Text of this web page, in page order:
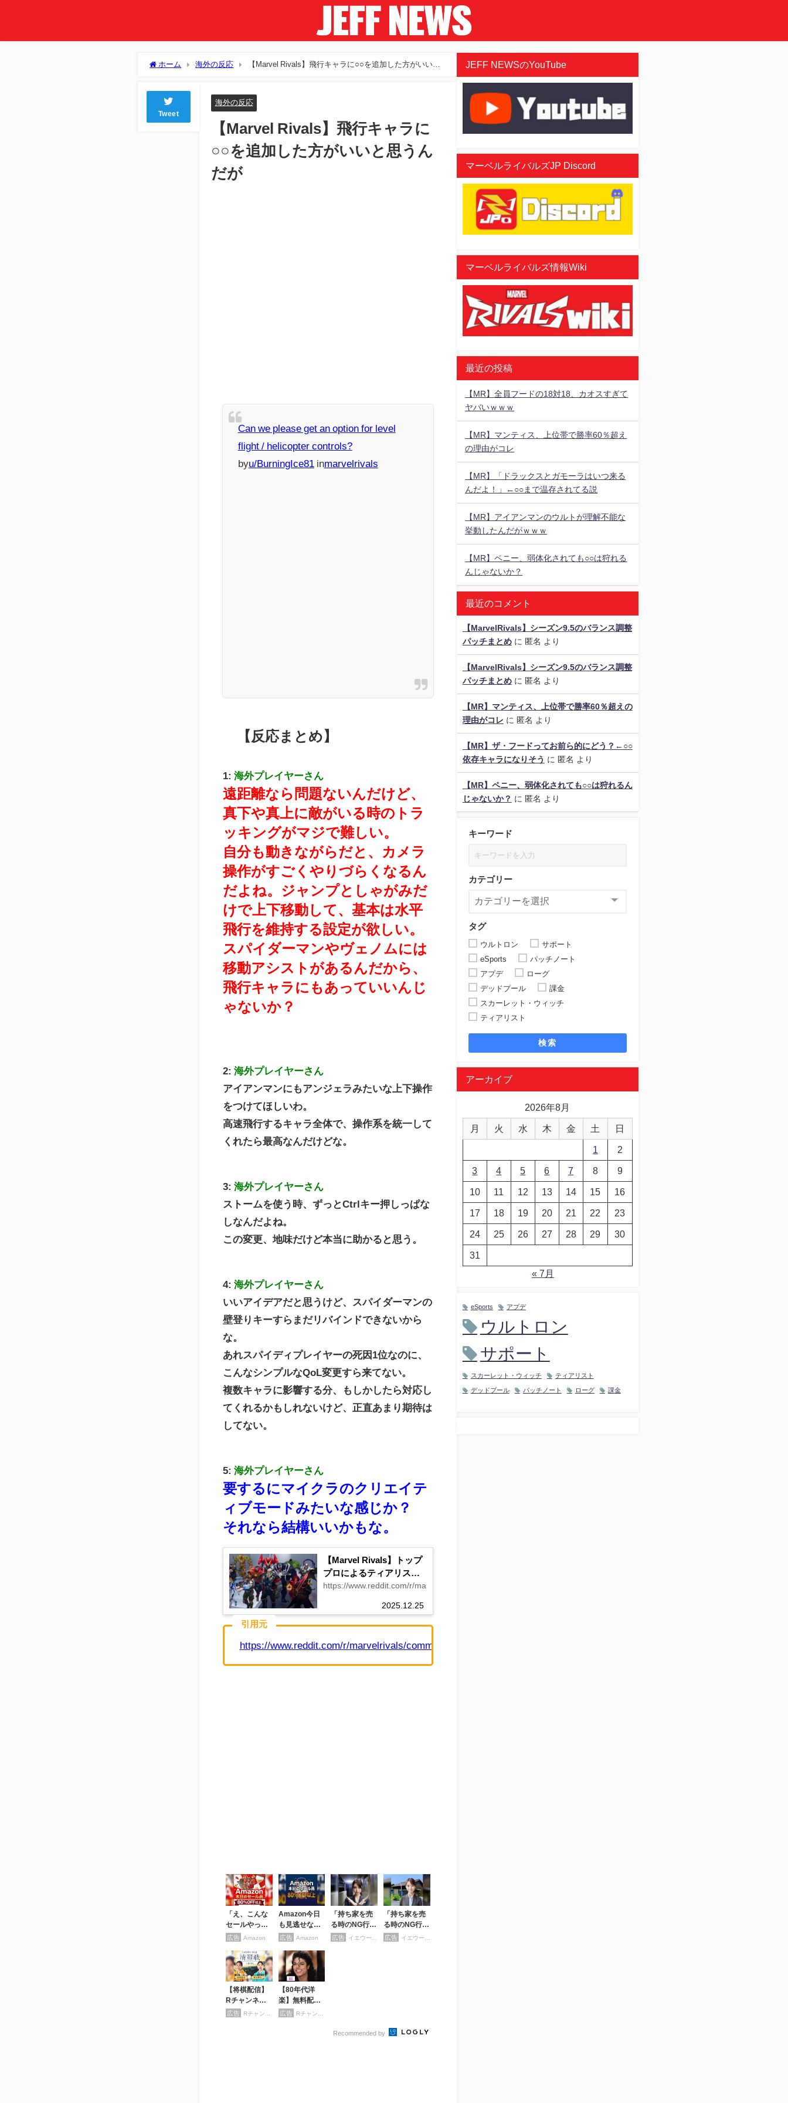
ホーム 海外の反応
【Marvel Rivals】飛行キャラに○○を追加した方がいいと
Tweet
海外の反応
【Marvel Rivals】飛行キャラに
○○を追加した方がいいと思うん
だが
Can we please get an option for level
flight / helicopter controls?
byu/BurningIce81 inmarvelrivals
【反応まとめ】
1: 海外プレイヤーさん
遠距離なら問題ないんだけど、
真下や真上に敵がいる時のトラ
ッキングがマジで難しい。
自分も動きながらだと、カメラ
操作がすごくやりづらくなるん
だよね。 ジャンプとしゃがみだ
けで上下移動して、基本は水平
飛行を維持する設定が欲しい。
スパイダーマンやヴェノムには
移動アシストがあるんだから、
飛行キャラにもあっていいんじ
ゃないか？
2: 海外プレイヤーさん
アイアンマンにもアンジェラみたいな上下操作
をつけてほしいわ。
高速飛行するキャラ全体で、操作系を統一して
くれたら最高なんだけどな。
3: 海外プレイヤーさん
ストームを使う時、ずっとCtrlキー押しっぱな
しなんだよね。
この変更、地味だけど本当に助かると思う。
4: 海外プレイヤーさん
いいアイデアだと思うけど、スパイダーマンの
壁登りキーすらまだリバインドできないから
な。
あれスパイディプレイヤーの死因1位なのに、
こんなシンプルなQoL変更すら来てない。
複数キャラに影響する分、もしかしたら対応し
てくれるかもしれないけど、正直あまり期待は
してない。
5: 海外プレイヤーさん
要するにマイクラのクリエイテ
ィブモードみたいな感じか？
それなら結構いいかもな。
【Marvel Rivals】トップ
プロによるティアリスト
公開←あのキャラだけお
2025.12.25
https://www.reddit.com/r/marvelrivals/comments/1pun42c/luna_is_about_to_get_a_buff_so_craz...
引用元
https://www.reddit.com/r/marvelrivals/comments/1q4rqjh/can_we_please_get_an_option_for_level_flight/
「え、こんな
セールやって
たの？」80％
続々登場！A
mazonの本気
が...
広告 Amazon
Amazon今日
も見逃せな
い！80%OFF
場
広告 Amazon
「持ち家を売
る時のNG行
為」知ってる
広告
「持ち家を売
る時のNG行
為」知ってる
広告
【将棋配信】
Rチャンネル
で清麗戦を無
広告
【80年代洋
楽】無料配信
中！Rチャン
広告
Recommended by
JEFF NEWSのYouTube
マーベルライバルズJP Discord
マーベルライバルズ情報Wiki
最近の投稿
【MR】全員フードの18対18、カオスすぎて
ヤバいｗｗｗ
【MR】マンティス、上位帯で勝率60％超え
の理由がコレ
【MR】「ドラックスとガモーラはいつ来る
んだよ！」←○○まで温存されてる説
【MR】アイアンマンのウルトが理解不能な
挙動したんだがｗｗｗ
【MR】ペニー、弱体化されても○○は狩れる
んじゃないか？
最近のコメント
【MarvelRivals】シーズン9.5のバランス調整
パッチまとめに 匿名 より
【MarvelRivals】シーズン9.5のバランス調整
パッチまとめに 匿名 より
【MR】マンティス、上位帯で勝率60％超えの
理由がコレ に 匿名 より
【MR】ザ・フードってお前ら的にどう？←○○
依存キャラになりそう に 匿名 より
【MR】ペニー、弱体化されても○○は狩れるん
じゃないか？ に 匿名 より
キーワード
カテゴリー
タグ
ウルトロン
サポート
eSports
パッチノート
アプデ
ローグ
デッドプール
課金
スカーレット・ウィッチ
ティアリスト
検索
アーカイブ
2026年8月
月 火 水 木 金 土 日
1 2
3 4 5 6 7 8 9
10 11 12 13 14 15 16
17 18 19 20 21 22 23
24 25 26 27 28 29 30
31
« 7月
eSports アプデ
ウルトロン
サポート
スカーレット・ウィッチ ティアリスト
デッドプール パッチノート ローグ 課金